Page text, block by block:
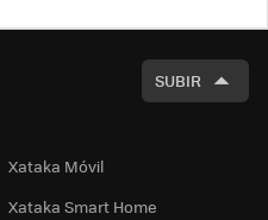
SUBIR
Xataka Móvil
Xataka Smart Home